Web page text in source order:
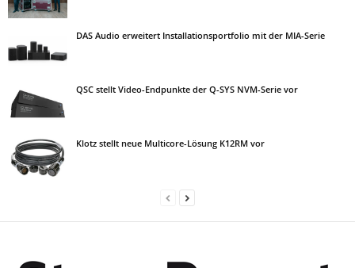
DAS Audio erweitert Installationsportfolio mit der MIA-Serie
QSC stellt Video-Endpunkte der Q-SYS NVM-Serie vor
Klotz stellt neue Multicore-Lösung K12RM vor